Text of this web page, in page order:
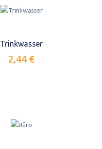
Trinkwasser
2,44 €